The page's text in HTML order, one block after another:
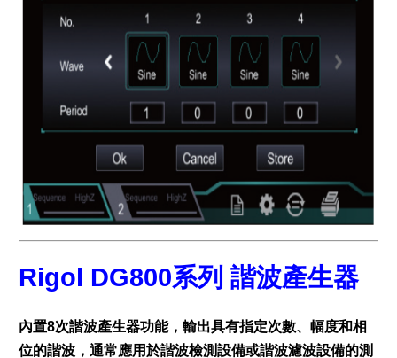
Rigol DG800系列 諧波產生器
內置8次諧波產生器功能，輸出具有指定次數、幅度和相
位的諧波，通常應用於諧波檢測設備或諧波濾波設備的測